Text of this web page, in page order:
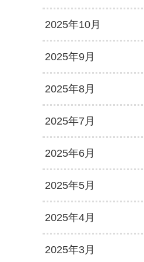
2025年10月
2025年9月
2025年8月
2025年7月
2025年6月
2025年5月
2025年4月
2025年3月